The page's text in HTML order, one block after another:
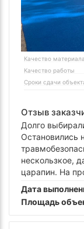
Качество материала
Качество работы
Сроки сдачи
Отзыв
Долго
Остановились
нескользкое,
царапин. На
Дата
Площадь